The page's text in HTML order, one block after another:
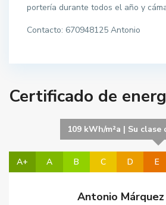
portería durante todos el año y
Contacto: 670948125 Antonio
Certificado de
A+ A B C
109 kWh/m²a | Su
D E
Antonio